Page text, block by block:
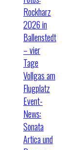
Rockharz
2026 in
Ballenstedt
– vier
Tage
Vollgas am
Flugplatz
Event-
News:
Sonata
Artica und